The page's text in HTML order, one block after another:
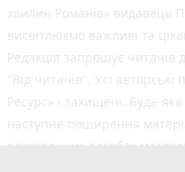
хвилин Романів» видавець
висвітлюємо важливі та
Редакція запрошує читачів
"Від читачів". Усі
Ресурс» і захищені. Будь-
наступне поширення
електронних засобах